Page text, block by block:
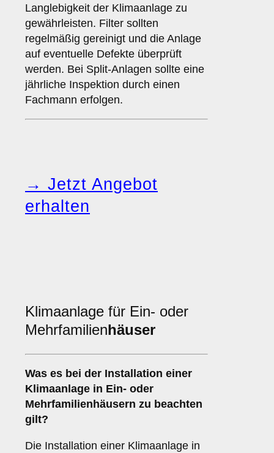
Langlebigkeit der Klimaanlage zu
gewährleisten. Filter sollten
regelmäßig gereinigt und die Anlage
auf eventuelle Defekte überprüft
werden. Bei Split-Anlagen sollte eine
jährliche Inspektion durch einen
Fachmann erfolgen.
→ Jetzt Angebot
erhalten
Klimaanlage für Ein- oder
Mehrfamilienhäuser
Was es bei der Installation einer
Klimaanlage in Ein- oder
Mehrfamilienhäusern zu beachten
gilt?
Die Installation einer Klimaanlage in